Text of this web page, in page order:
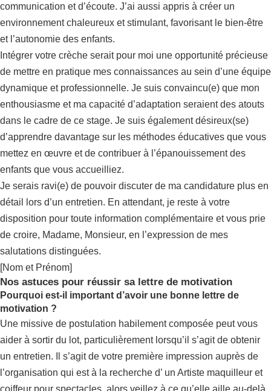
communication et d’écoute. J’ai aussi appris à créer un
environnement chaleureux et stimulant, favorisant le bien-être
et l’autonomie des enfants.
Intégrer votre crèche serait pour moi une opportunité précieuse
de mettre en pratique mes connaissances au sein d’une équipe
dynamique et professionnelle. Je suis convaincu(e) que mon
enthousiasme et ma capacité d’adaptation seraient des atouts
dans le cadre de ce stage. Je suis également désireux(se)
d’apprendre davantage sur les méthodes éducatives que vous
mettez en œuvre et de contribuer à l’épanouissement des
enfants que vous accueilliez.
Je serais ravi(e) de pouvoir discuter de ma candidature plus en
détail lors d’un entretien. En attendant, je reste à votre
disposition pour toute information complémentaire et vous prie
de croire, Madame, Monsieur, en l’expression de mes
salutations distinguées.
[Nom et Prénom]
Nos astuces pour réussir sa lettre de motivation
Pourquoi est-il important d’avoir une bonne lettre de
motivation ?
Une missive de postulation habilement composée peut vous
aider à sortir du lot, particulièrement lorsqu’il s’agit de obtenir
un entretien. Il s’agit de votre première impression auprès de
l’organisation qui est à la recherche d’ un Artiste maquilleur et
coiffeur pour spectacles, alors veillez à ce qu’elle aille au-delà